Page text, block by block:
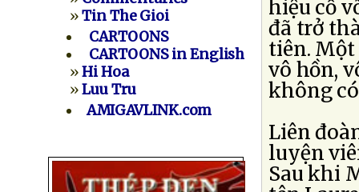
»Tin The Gioi
CARTOONS
CARTOONS in English
»Hi Hoa
»Luu Tru
AMIGAVLINK.com
hiệu cổ
đã trở
tiên. Một
vô hồn,
không
Liên
luyện
Sau khi